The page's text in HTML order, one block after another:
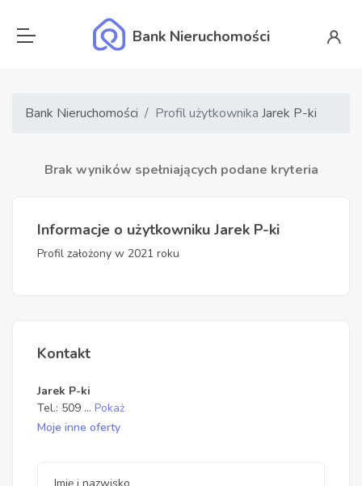
Bank Nieruchomości
Bank Nieruchomości Profil użytkownika Jarek P-ki
Brak wyników spełniających podane kryteria
Informacje o użytkowniku Jarek P-ki
Profil założony w 2021 roku
Kontakt
Jarek P-ki
Tel.: 509 ... Pokaż
Moje inne oferty